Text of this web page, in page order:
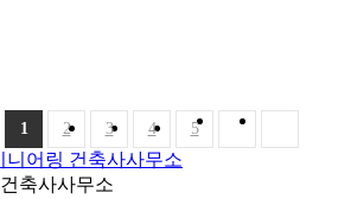
1 2 3 4 5
니어링 건축사사무소
축사사무소